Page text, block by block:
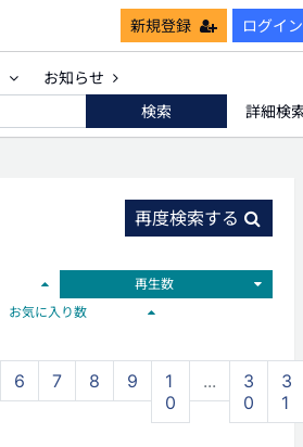
新規登録 ログイン
お知らせ
検索
詳細検
再度検索する
再生数
お気に入り数
6 7 8 9
1
0
...
3
0
3
1